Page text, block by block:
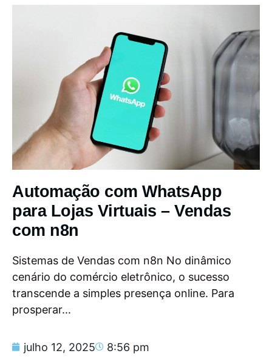
Automação com WhatsApp
para Lojas Virtuais – Vendas
com n8n
Sistemas de Vendas com n8n No dinâmico
cenário do comércio eletrônico, o sucesso
transcende a simples presença online. Para
prosperar...
julho 12, 2025 8:56 pm